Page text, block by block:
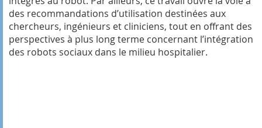
des recommandations d’utilisation destinées aux
chercheurs, ingénieurs et cliniciens, tout en offrant des
perspectives à plus long terme concernant l’intégration
des robots sociaux dans le milieu hospitalier.